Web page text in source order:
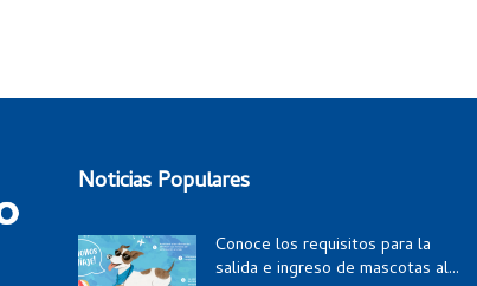
Noticias Populares
Conoce los requisitos para la
salida e ingreso de mascotas al...